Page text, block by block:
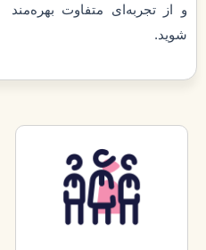
و از تجربه‌ای متفاوت بهره‌مند
شوید.